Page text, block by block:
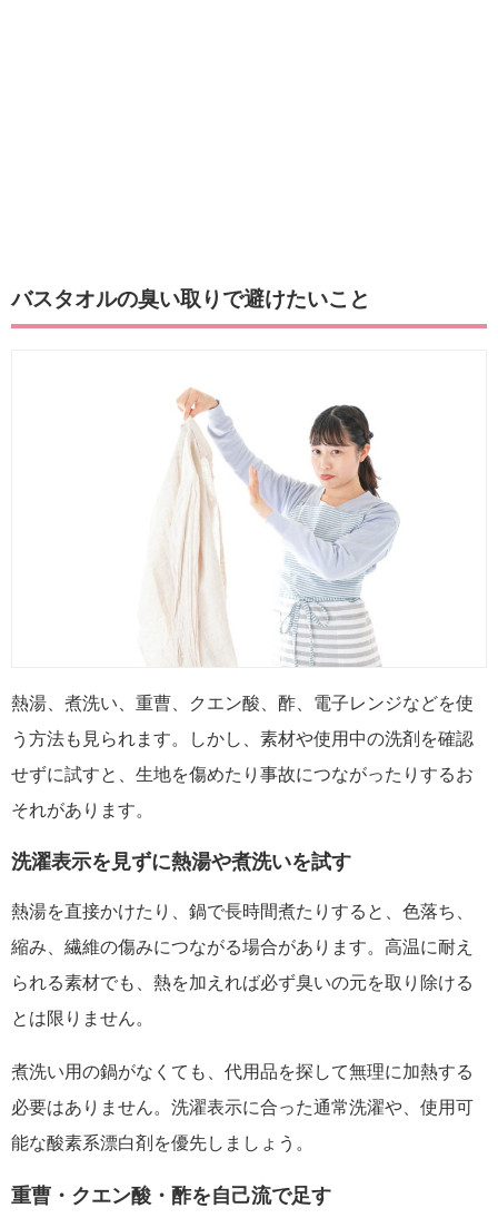
バスタオルの臭い取りで避けたいこと
熱湯、煮洗い、重曹、クエン酸、酢、電子レンジなどを使
う方法も見られます。しかし、素材や使用中の洗剤を確認
せずに試すと、生地を傷めたり事故につながったりするお
それがあります。
洗濯表示を見ずに熱湯や煮洗いを試す
熱湯を直接かけたり、鍋で長時間煮たりすると、色落ち、
縮み、繊維の傷みにつながる場合があります。高温に耐え
られる素材でも、熱を加えれば必ず臭いの元を取り除ける
とは限りません。
煮洗い用の鍋がなくても、代用品を探して無理に加熱する
必要はありません。洗濯表示に合った通常洗濯や、使用可
能な酸素系漂白剤を優先しましょう。
重曹・クエン酸・酢を自己流で足す